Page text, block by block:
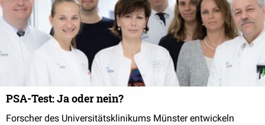
PSA-Test: Ja oder nein?
Forscher des Universitätsklinikums Münster entwickeln